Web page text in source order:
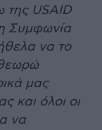
της USAID
Συμφωνία
να το
μας
και όλοι οι
να